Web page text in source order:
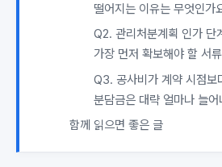
떨어지는 이유는 무엇인가
Q2. 관리처분계획 인가 단
가장 먼저 확보해야 할 서
Q3. 공사비가 계약 시점보
분담금은 대략 얼마나 늘어
함께 읽으면 좋은 글